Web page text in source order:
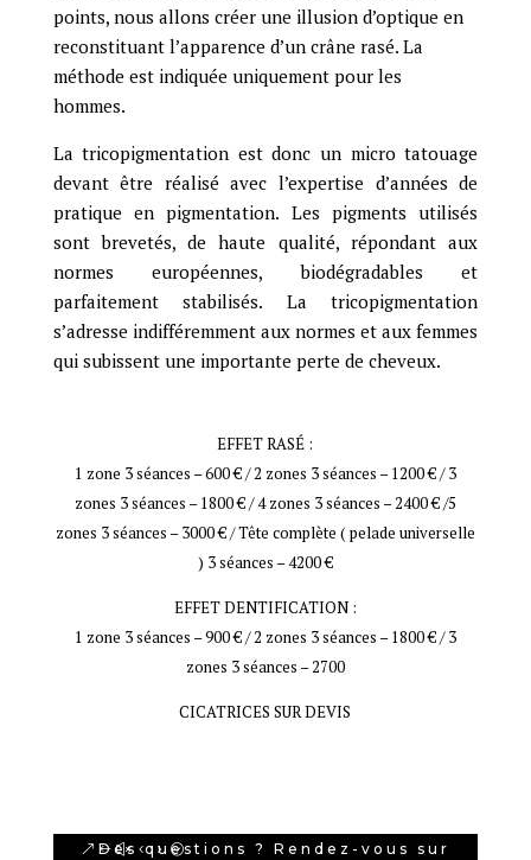
points, nous allons créer une illusion d’optique en
reconstituant l’apparence d’un crâne rasé. La
méthode est indiquée uniquement pour les
hommes.
La tricopigmentation est donc un micro tatouage
devant être réalisé avec l’expertise d’années de
pratique en pigmentation. Les pigments utilisés
sont brevetés, de haute qualité, répondant aux
normes européennes, biodégradables et
parfaitement stabilisés. La tricopigmentation
s’adresse indifféremment aux normes et aux femmes
qui subissent une importante perte de cheveux.
EFFET RASÉ :
1 zone 3 séances – 600 € / 2 zones 3 séances – 1200 € / 3
zones 3 séances – 1800 € / 4 zones 3 séances – 2400 € /5
zones 3 séances – 3000 € / Tête complète ( pelade universelle
) 3 séances – 4200 €
EFFET DENTIFICATION :
1 zone 3 séances – 900 € / 2 zones 3 séances – 1800 € / 3
zones 3 séances – 2700
CICATRICES SUR DEVIS
Des questions ? Rendez-vous sur